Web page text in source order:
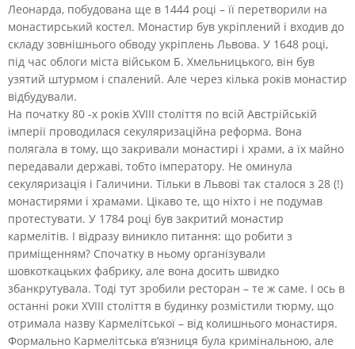
Леонарда, побудована ще в 1444 році – її перетворили на
монастирський костел. Монастир був укріплений і входив до
складу зовнішнього обводу укріплень Львова. У 1648 році,
під час облоги міста військом Б. Хмельницького, він був
узятий штурмом і спалений. Але через кілька років монастир
відбудували.
На початку 80 -х років XVIII століття по всій Австрійській
імперії проводилася секуляризаційна реформа. Вона
полягала в тому, що закривали монастирі і храми, а їх майно
передавали державі, тобто імператору. Не оминула
секуляризація і Галичини. Тільки в Львові так сталося з 28 (!)
монастирями і храмами. Цікаво те, що ніхто і не подумав
протестувати. У 1784 році був закритий монастир
кармелітів. І відразу виникло питання: що робити з
приміщенням? Спочатку в ньому організували
шовкоткацьких фабрику, але вона досить швидко
збанкрутувала. Тоді тут зробили ресторан – те ж саме. І ось в
останні роки XVIII століття в будинку розмістили тюрму, що
отримала назву Кармелітської – від колишнього монастиря.
Формально Кармелітська в’язниця була кримінальною, але